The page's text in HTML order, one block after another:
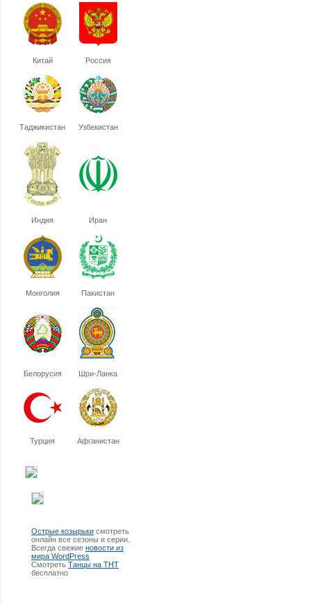
Китай Россия
Таджикистан Узбекистан
Индия Иран
Монголия Пакистан
Белорусия Шри-Ланка
Турция Афганистан
Острые козырьки смотреть
онлайн все сезоны и серии.
Всегда свежие новости из
мира WordPress
Смотреть Танцы на ТНТ
бесплатно